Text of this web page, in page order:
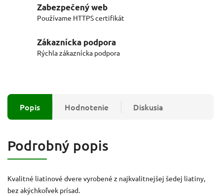
Zabezpečený web
Používame HTTPS certifikát
Zákaznícka podpora
Rýchla zákaznícka podpora
Popis Hodnotenie Diskusia
Podrobný popis
Kvalitné liatinové dvere vyrobené z najkvalitnejšej šedej liatiny,
bez akýchkoľvek prísad.